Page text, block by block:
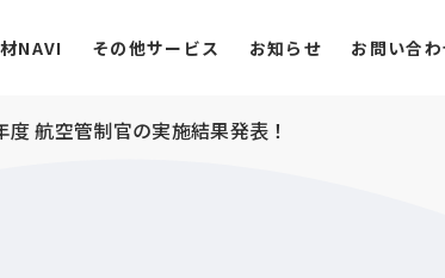
NAVI その他サービス お知らせ お問い合
度 航空管制官の実施結果発表！